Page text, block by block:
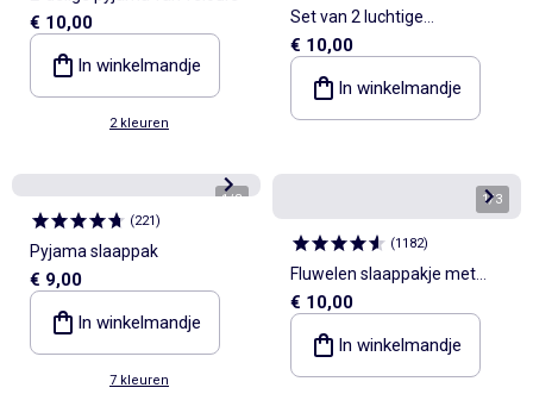
€ 10,00
In winkelmandje
2 kleuren
Set van 2 luchtige
slaappakken met ruches bij
de armsgaten
€ 10,00
In winkelmandje
1/3
(221)
Pyjama slaappak
€ 9,00
In winkelmandje
7 kleuren
1/3
(1182)
Fluwelen slaappakje met
ritssluiting
€ 10,00
In winkelmandje